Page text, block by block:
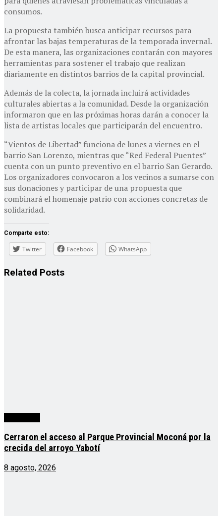
consumos.
La propuesta también busca anticipar recursos para
afrontar las bajas temperaturas de la temporada invernal.
De esta manera, las organizaciones contarán con mayores
herramientas para sostener el trabajo que realizan
diariamente en distintos barrios de la capital provincial.
Además de la colecta, la jornada incluirá actividades
culturales abiertas a la comunidad. Desde la organización
informaron que en las próximas horas darán a conocer la
lista de artistas locales que participarán del encuentro.
“Vientos de Libertad” funciona de lunes a viernes en el
barrio San Lorenzo, mientras que “Red Federal Puentes”
cuenta con un punto preventivo en el barrio San Gerardo.
Los organizadores convocaron a los vecinos a sumarse con
sus donaciones y participar de una propuesta que
combinará el homenaje patrio con acciones concretas de
solidaridad.
Comparte esto:
Twitter Facebook WhatsApp
Related Posts
Cerraron el acceso al Parque Provincial Moconá por la
crecida del arroyo Yabotí
8 agosto, 2026